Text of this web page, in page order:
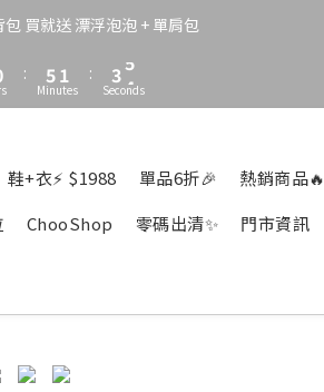
買就送 漂浮泡泡 + 單肩包
:
7
5
4
1
3
1
0
Minutes
:
5
3
2
6
4
3
Seconds
鞋+衣⚡ $1988 單品6折🎉 熱銷商品🔥
ChooShop 零碼出清✨
門市資訊